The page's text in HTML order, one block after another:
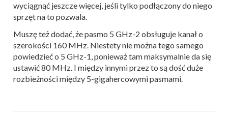
wyciągnąć jeszcze więcej, jeśli tylko podłączony do niego
sprzęt na to pozwala.
Muszę też dodać, że pasmo 5 GHz-2 obsługuje kanał o
szerokości 160 MHz. Niestety nie można tego samego
powiedzieć o 5 GHz-1, ponieważ tam maksymalnie da się
ustawić 80 MHz. I między innymi przez to są dość duże
rozbieżności między 5-gigahercowymi pasmami.